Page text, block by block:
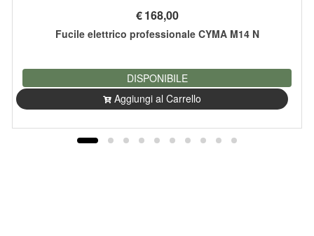
€168,00
Fucile elettrico professionale CYMA M14 N
DISPONIBILE
Aggiungi al Carrello